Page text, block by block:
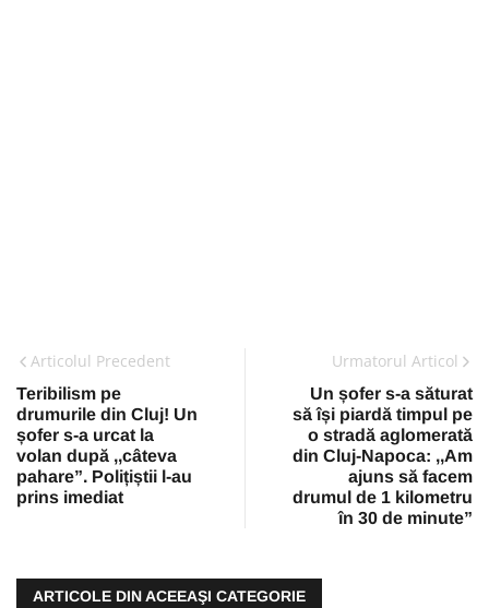
Articolul Precedent
Teribilism pe
drumurile din Cluj! Un
șofer s-a urcat la
volan după ,,câteva
pahare”. Polițiștii l-au
prins imediat
Urmatorul Articol
Un șofer s-a săturat
să își piardă timpul pe
o stradă aglomerată
din Cluj-Napoca: ,,Am
ajuns să facem
drumul de 1 kilometru
în 30 de minute”
ARTICOLE DIN ACEEAŞI CATEGORIE